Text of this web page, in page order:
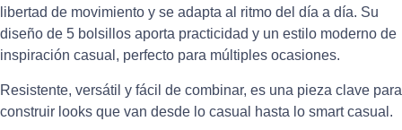
libertad de movimiento y se adapta al ritmo del día a día. Su
diseño de 5 bolsillos aporta practicidad y un estilo moderno de
inspiración casual, perfecto para múltiples ocasiones.
Resistente, versátil y fácil de combinar, es una pieza clave para
construir looks que van desde lo casual hasta lo smart casual.